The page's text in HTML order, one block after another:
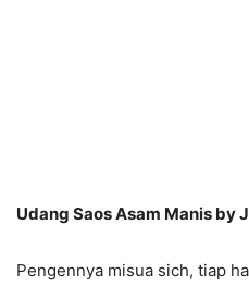
Udang Saos Asam Manis by
Pengennya misua sich, tiap